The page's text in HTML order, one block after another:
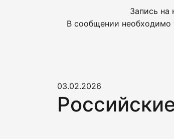
Запись на
В сообщении необходимо
03.02.2026